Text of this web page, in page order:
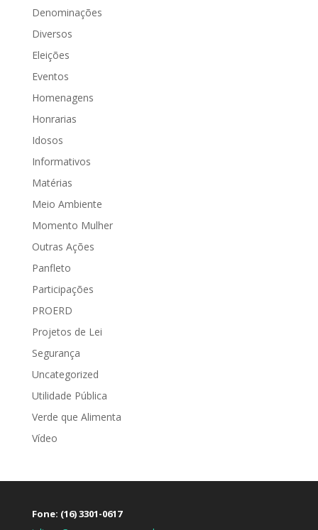
Denominações
Diversos
Eleições
Eventos
Homenagens
Honrarias
Idosos
Informativos
Matérias
Meio Ambiente
Momento Mulher
Outras Ações
Panfleto
Participações
PROERD
Projetos de Lei
Segurança
Uncategorized
Utilidade Pública
Verde que Alimenta
Vídeo
Fone: (16) 3301-0617